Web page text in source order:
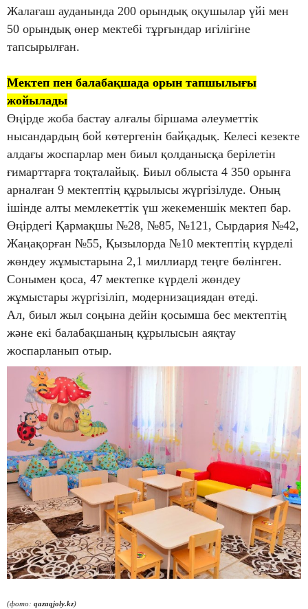
Жалағаш ауданында 200 орындық оқушылар үйі мен
50 орындық өнер мектебі тұрғындар игілігіне
тапсырылған.
Мектеп пен балабақшада орын тапшылығы
жойылады
Өңірде жоба бастау алғалы біршама әлеуметтік
нысандардың бой көтергенін байқадық. Келесі кезекте
алдағы жоспарлар мен биыл қолданысқа берілетін
ғимарттарға тоқталайық. Биыл облыста 4 350 орынға
арналған 9 мектептің құрылысы жүргізілуде. Оның
ішінде алты мемлекеттік үш жекеменшік мектеп бар.
Өңірдегі Қармақшы №28, №85, №121, Сырдария №42,
Жаңақорған №55, Қызылорда №10 мектептің күрделі
жөндеу жұмыстарына 2,1 миллиард теңге бөлінген.
Сонымен қоса, 47 мектепке күрделі жөндеу
жұмыстары жүргізіліп, модернизациядан өтеді.
Ал, биыл жыл соңына дейін қосымша бес мектептің
және екі балабақшаның құрылысын аяқтау
жоспарланып отыр.
(фото: qazaqjoly.kz)